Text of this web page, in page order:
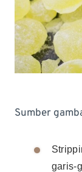
Sumber
garis-